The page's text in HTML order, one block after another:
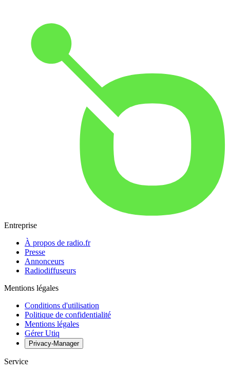
Entreprise
À propos de radio.fr
Presse
Annonceurs
Radiodiffuseurs
Mentions légales
Conditions d'utilisation
Politique de confidentialité
Mentions légales
Gérer Utiq
Privacy-Manager
Service